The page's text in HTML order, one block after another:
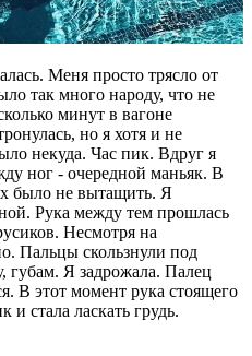
Меня просто трясло от
так много народу, что не
минут в вагоне
но я хотя и не
некуда. Час пик. Вдруг я
ног - очередной маньяк. В
было не вытащить. Я
Рука между тем прошлась
Несмотря на
Пальцы скользнули под
губам. Я задрожала. Палец
В этот момент рука стоящего
и стала ласкать грудь.